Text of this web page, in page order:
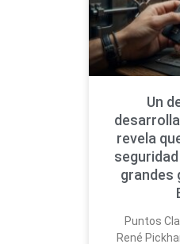
Un
revela
grandes
Puntos
René